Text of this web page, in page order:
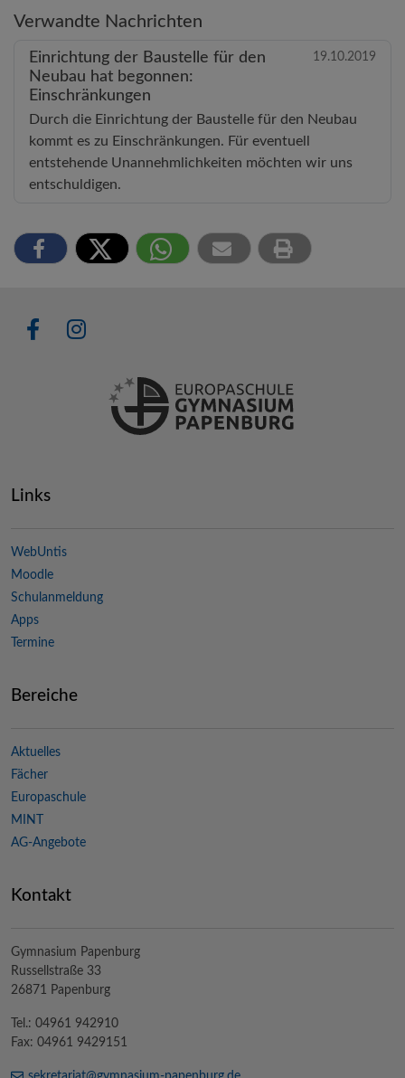
Verwandte Nachrichten
Einrichtung der Baustelle für den
Neubau hat begonnen:
Einschränkungen
19.10.2019
Durch die Einrichtung der Baustelle für den Neubau
kommt es zu Einschränkungen. Für eventuell
entstehende Unannehmlichkeiten möchten wir uns
entschuldigen.
Links
WebUntis
Moodle
Schulanmeldung
Apps
Termine
Bereiche
Aktuelles
Fächer
Europaschule
MINT
AG-Angebote
Kontakt
Gymnasium Papenburg
Russellstraße 33
26871 Papenburg
Tel.: 04961 942910
Fax: 04961 9429151